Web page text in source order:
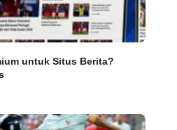
untuk Situs Berita?